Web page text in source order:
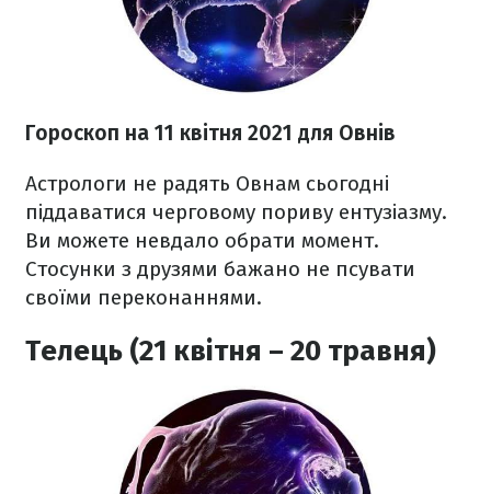
Гороскоп на 11 квітня 2021 для Овнів
Астрологи не радять Овнам сьогодні
піддаватися черговому пориву ентузіазму.
Ви можете невдало обрати момент.
Стосунки з друзями бажано не псувати
своїми переконаннями.
Телець (21 квітня – 20 травня)